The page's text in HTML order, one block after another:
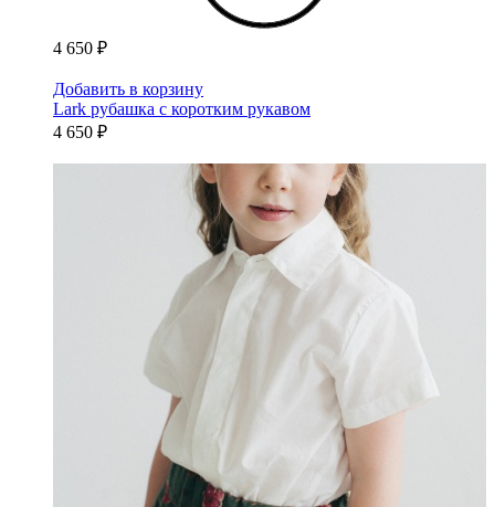
4 650 ₽
Добавить в корзину
Lark рубашка с коротким рукавом
4 650 ₽